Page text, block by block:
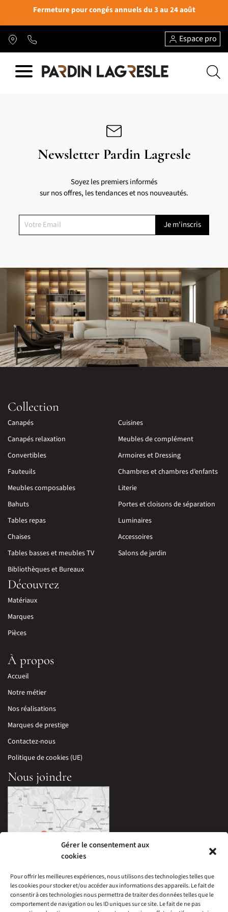
Gérer le consentement aux
cookies
Pour offrir les meilleures expériences, nous utilisons des technologies telles que
les cookies pour stocker et/ou accéder aux informations des appareils. Le fait de
consentir à ces technologies nous permettra de traiter des données telles que le
comportement de navigation ou les ID uniques sur ce site. Le fait de ne pas
Fermeture pour congés annuels du 3 au 24 août
Espace pro
Newsletter Pardin Lagresle
Soyez les premiers informés
sur nos offres, les tendances et nos nouveautés.
Collection
Canapés
Canapés relaxation
Convertibles
Fauteuils
Meubles composables
Bahuts
Tables repas
Chaises
Tables basses et meubles TV
Bibliothèques et Bureaux
Cuisines
Meubles de complément
Armoires et Dressing
Chambres et chambres d’enfants
Literie
Portes et cloisons de séparation
Luminaires
Accessoires
Salons de jardin
Découvrez
Matériaux
Marques
Pièces
À propos
Accueil
Notre métier
Nos réalisations
Marques de prestige
Contactez-nous
Politique de cookies (UE)
Nous joindre
33 Avenue Edouard Millaud,
69290 Craponne, France